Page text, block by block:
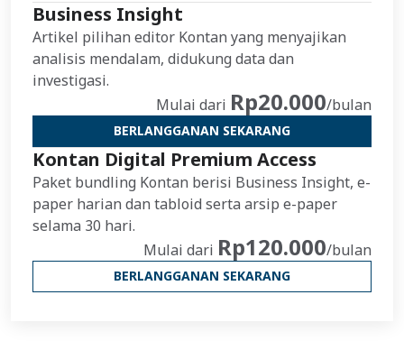
Business Insight
Artikel pilihan editor Kontan yang menyajikan
analisis mendalam, didukung data dan
investigasi.
Mulai dari Rp20.000/bulan
BERLANGGANAN SEKARANG
Kontan Digital Premium Access
Paket bundling Kontan berisi Business Insight, e-
paper harian dan tabloid serta arsip e-paper
selama 30 hari.
Mulai dari Rp120.000/bulan
BERLANGGANAN SEKARANG